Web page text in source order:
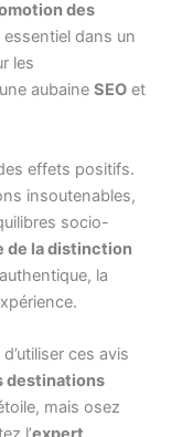
des
dans un
les
aubaine SEO et
effets positifs.
insoutenables,
socio-
de la distinction
la
ces avis
destinations
mais osez